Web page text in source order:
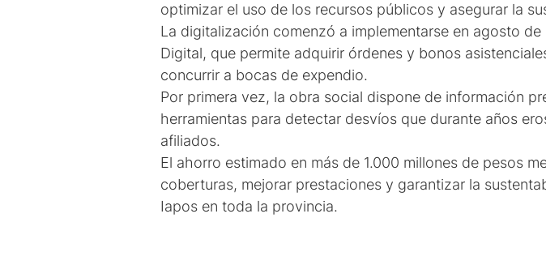
optimizar el uso de los recursos públicos y asegurar la
La digitalización comenzó a implementarse en agosto
Digital, que permite adquirir órdenes y bonos
concurrir a bocas de expendio.
Por primera vez, la obra social dispone de información
herramientas para detectar desvíos que durante años
afiliados.
El ahorro estimado en más de 1.000 millones de pesos
coberturas, mejorar prestaciones y garantizar la
Iapos en toda la provincia.